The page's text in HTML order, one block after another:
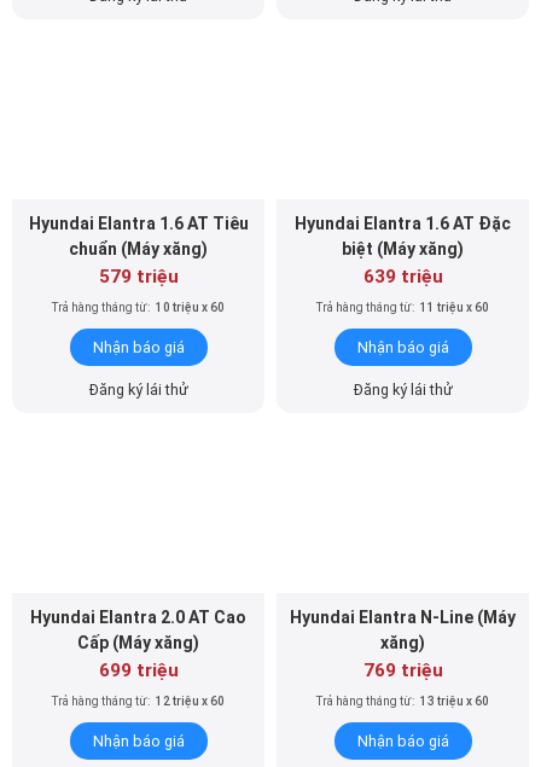
Hyundai Elantra 1.6 AT Tiêu
chuẩn (Máy xăng)
579 triệu
Trả hàng tháng từ: 10 triệu x 60
Nhận báo giá
Đăng ký lái thử
Hyundai Elantra 1.6 AT Đặc
biệt (Máy xăng)
639 triệu
Trả hàng tháng từ: 11 triệu x 60
Nhận báo giá
Đăng ký lái thử
Hyundai Elantra 2.0 AT Cao
Cấp (Máy xăng)
699 triệu
Trả hàng tháng từ: 12 triệu x 60
Nhận báo giá
Hyundai Elantra N-Line (Máy
xăng)
769 triệu
Trả hàng tháng từ: 13 triệu x 60
Nhận báo giá